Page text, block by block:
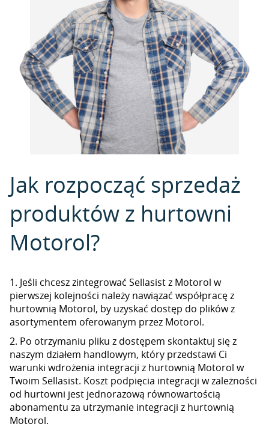
Jak rozpocząć sprzedaż
produktów z hurtowni
Motorol?
1. Jeśli chcesz zintegrować Sellasist z Motorol w
pierwszej kolejności należy nawiązać współpracę z
hurtownią Motorol, by uzyskać dostęp do plików z
asortymentem oferowanym przez Motorol.
2. Po otrzymaniu pliku z dostępem skontaktuj się z
naszym działem handlowym, który przedstawi Ci
warunki wdrożenia integracji z hurtownią Motorol w
Twoim Sellasist. Koszt podpięcia integracji w zależności
od hurtowni jest jednorazową równowartością
abonamentu za utrzymanie integracji z hurtownią
Motorol.